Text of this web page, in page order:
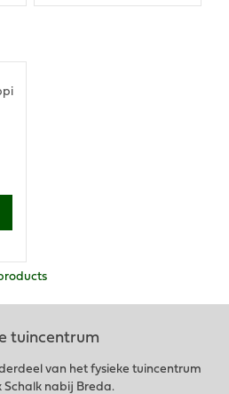
tuincentrum
van het fysieke tuincentrum
Schalk nabij Breda.